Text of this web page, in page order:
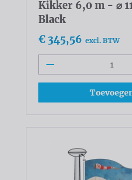
Kikker 6,0 m - ⌀
Black
€ 345,56 excl. BTW